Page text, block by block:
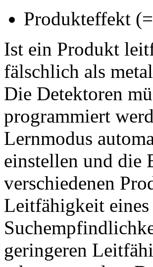
Produkteffekt
Ist ein Produkt
fälschlich als
Die Detektoren
programmiert
Lernmodus
einstellen und die
verschiedenen
Leitfähigkeit
geringeren